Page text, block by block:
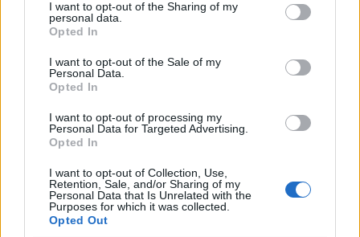
I want to opt-out of the Sharing of my
personal data.
Opted In
I want to opt-out of the Sale of my
Personal Data.
Opted In
I want to opt-out of processing my
Personal Data for Targeted Advertising.
Opted In
I want to opt-out of Collection, Use,
Retention, Sale, and/or Sharing of my
Personal Data that Is Unrelated with the
Purposes for which it was collected.
Opted Out
R C
A
V I T
A
Canção de Madonna com nome de revista
O G U
Fazê-lo é trabalhar a mais ou de noite:
E R Ã
O